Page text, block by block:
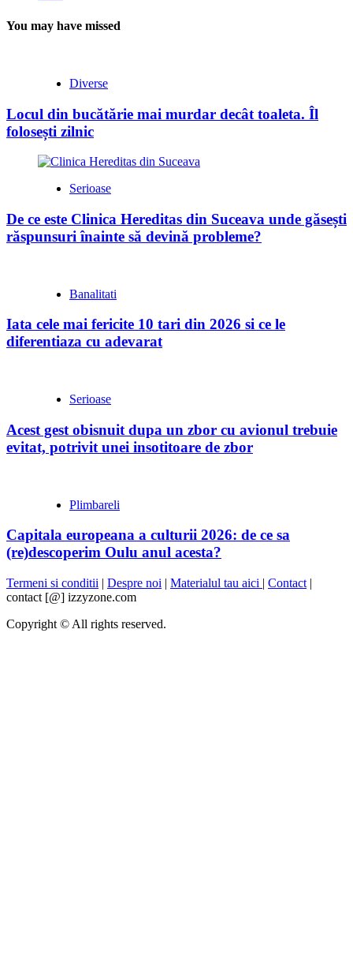
You may have missed
Diverse
Locul din bucătărie mai murdar decât toaleta. Îl
folosești zilnic
Serioase
De ce este Clinica Hereditas din Suceava unde găsești
răspunsuri înainte să devină probleme?
Banalitati
Iata cele mai fericite 10 tari din 2026 si ce le
diferentiaza cu adevarat
Serioase
Acest gest obisnuit dupa un zbor cu avionul trebuie
evitat, potrivit unei insotitoare de zbor
Plimbareli
Capitala europeana a culturii 2026: de ce sa
(re)descoperim Oulu anul acesta?
Termeni si conditii | Despre noi | Materialul tau aici | Contact |
contact [@] izzyzone.com
Copyright © All rights reserved.